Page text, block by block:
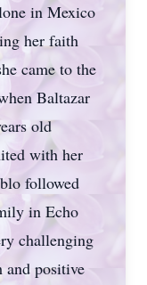
in Mexico
her faith
came to the
Baltazar
old
with her
followed
in Echo
challenging
and positive